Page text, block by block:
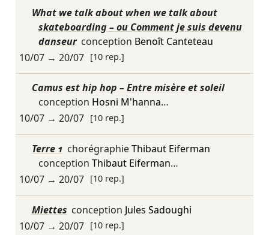
What we talk about when we talk about
skateboarding – ou Comment je suis devenu
danseur conception Benoît Canteteau
10/07→ 20/07 [10 rep.]
Camus est hip hop – Entre misère et soleil
conception Hosni M'hanna…
10/07→ 20/07 [10 rep.]
Terre 1 chorégraphieThibaut Eiferman
conception Thibaut Eiferman…
10/07→ 20/07 [10 rep.]
Miettes conception Jules Sadoughi
10/07→ 20/07 [10 rep.]